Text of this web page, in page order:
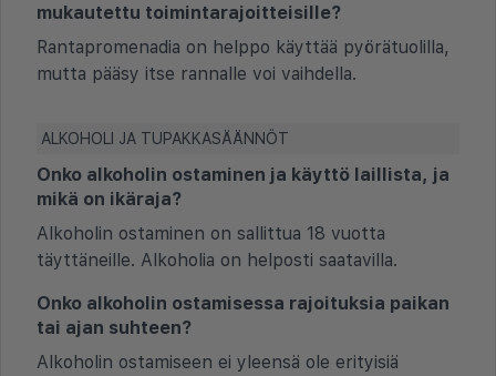
mukautettu toimintarajoitteisille?
Rantapromenadia on helppo käyttää pyörätuolilla,
mutta pääsy itse rannalle voi vaihdella.
ALKOHOLI JA TUPAKKASÄÄNNÖT
Onko alkoholin ostaminen ja käyttö laillista, ja
mikä on ikäraja?
Alkoholin ostaminen on sallittua 18 vuotta
täyttäneille. Alkoholia on helposti saatavilla.
Onko alkoholin ostamisessa rajoituksia paikan
tai ajan suhteen?
Alkoholin ostamiseen ei yleensä ole erityisiä